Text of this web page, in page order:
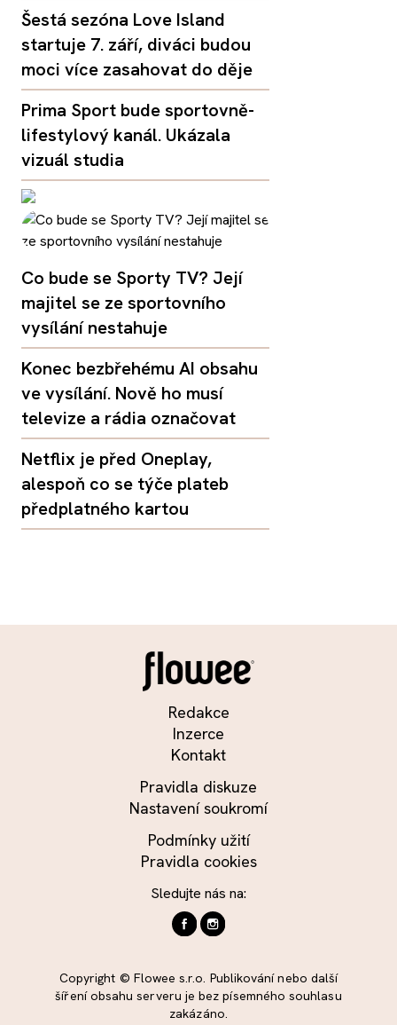
Šestá sezóna Love Island
startuje 7. září, diváci budou
moci více zasahovat do děje
Prima Sport bude sportovně-
lifestylový kanál. Ukázala
vizuál studia
Co bude se Sporty TV? Její
majitel se ze sportovního
vysílání nestahuje
Konec bezbřehému AI obsahu
ve vysílání. Nově ho musí
televize a rádia označovat
Netflix je před Oneplay,
alespoň co se týče plateb
předplatného kartou
Redakce
Inzerce
Kontakt
Pravidla diskuze
Nastavení soukromí
Podmínky užití
Pravidla cookies
Sledujte nás na:
Copyright © Flowee s.r.o. Publikování nebo další
šíření obsahu serveru je bez písemného souhlasu
zakázáno.